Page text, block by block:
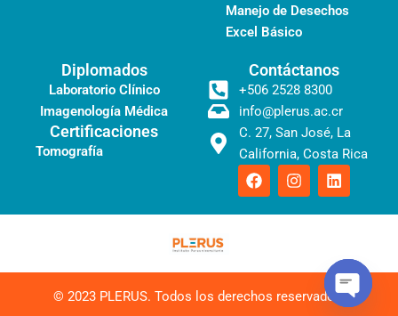
Manejo de Desechos
Excel Básico
Diplomados
Laboratorio Clínico
Imagenología Médica
Certificaciones
Tomografía
Contáctanos
+506 2528 8300
info@plerus.ac.cr
C. 27, San José, La
California, Costa Rica
F
a
c
e
I
n
s
t
m
L
i
n
k
i
n
© 2023 PLERUS. Todos los derechos reservados. Open